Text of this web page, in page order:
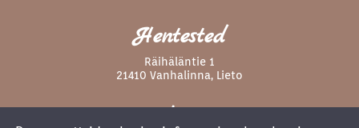
Hentested
Räihäläntie 1
21410 Vanhalinna, Lieto